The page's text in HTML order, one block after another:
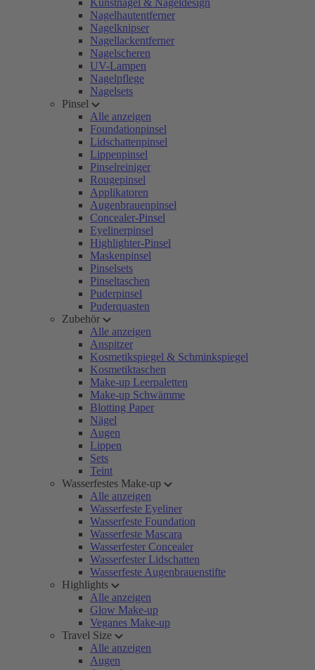
Kunstnägel & Nageldesign
Nagelhautentferner
Nagelknipser
Nagellackentferner
Nagelscheren
UV-Lampen
Nagelpflege
Nagelsets
Pinsel
Alle anzeigen
Foundationpinsel
Lidschattenpinsel
Lippenpinsel
Pinselreiniger
Rougepinsel
Applikatoren
Augenbrauenpinsel
Concealer-Pinsel
Eyelinerpinsel
Highlighter-Pinsel
Maskenpinsel
Pinselsets
Pinseltaschen
Puderpinsel
Puderquasten
Zubehör
Alle anzeigen
Anspitzer
Kosmetikspiegel & Schminkspiegel
Kosmetiktaschen
Make-up Leerpaletten
Make-up Schwämme
Blotting Paper
Nägel
Augen
Lippen
Sets
Teint
Wasserfestes Make-up
Alle anzeigen
Wasserfeste Eyeliner
Wasserfeste Foundation
Wasserfeste Mascara
Wasserfester Concealer
Wasserfester Lidschatten
Wasserfeste Augenbrauenstifte
Highlights
Alle anzeigen
Glow Make-up
Veganes Make-up
Travel Size
Alle anzeigen
Augen